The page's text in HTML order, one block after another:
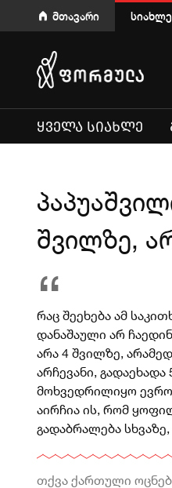
მთავარი
ᲧᲕᲔᲚᲐ ᲡᲘᲐᲮᲚᲔ
შვილზე,
რაც შეეხება ამ
დანაშაული არ
არა 4 შვილზე,
არჩევანი,
მოხვედრილიყო
აირჩია ის, რომ
გადაბრალება
თქვა ქართული